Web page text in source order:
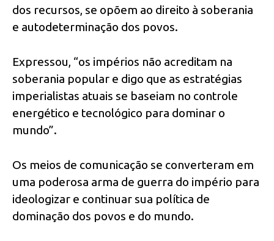
dos recursos, se opõem ao direito à soberania
e autodeterminação dos povos.
Expressou, “os impérios não acreditam na
soberania popular e digo que as estratégias
imperialistas atuais se baseiam no controle
energético e tecnológico para dominar o
mundo”.
Os meios de comunicação se converteram em
uma poderosa arma de guerra do império para
ideologizar e continuar sua política de
dominação dos povos e do mundo.